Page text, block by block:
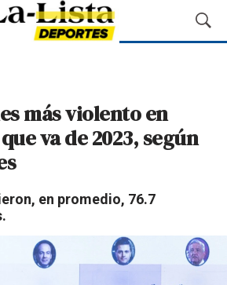
M
o
d
a
más violento en
va de 2023, según
en promedio, 76.7